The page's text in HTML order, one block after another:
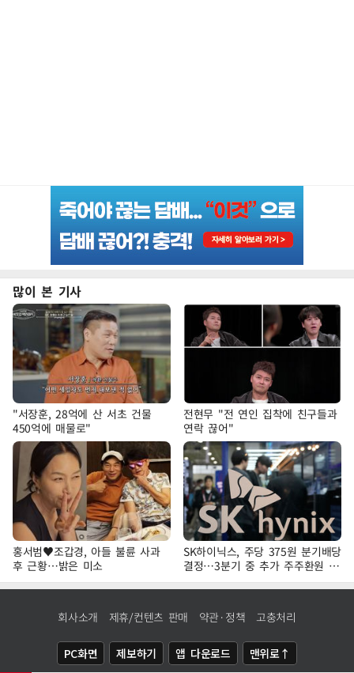
많이 본 기사
"서장훈, 28억에 산 서초 건물
450억에 매물로"
전현무 "전 연인 집착에 친구들과
연락 끊어"
홍서범♥조갑경, 아들 불륜 사과
후 근황…밝은 미소
SK하이닉스, 주당 375원 분기배당
결정…3분기 중 추가 주주환원 발
표
회사소개 제휴/컨텐츠 판매 약관·정책 고충처리
PC화면 제보하기 앱 다운로드 맨위로↑